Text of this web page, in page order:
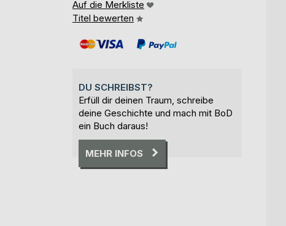
Auf die Merkliste
Titel bewerten
DU SCHREIBST?
Erfüll dir deinen Traum, schreibe
deine Geschichte und mach mit BoD
ein Buch daraus!
MEHR INFOS